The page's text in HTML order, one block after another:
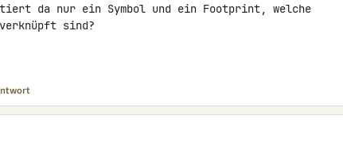
da nur ein Symbol und ein Footprint, welche
sind?